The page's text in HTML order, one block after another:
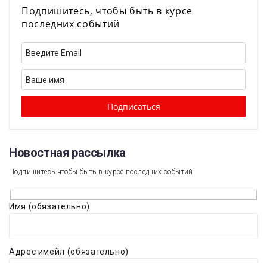
Подпишитесь, чтобы быть в курсе
последних событий
Новостная рассылка​
Подпишитесь чтобы быть в курсе последних событий
Имя (обязательно)
Адрес имейл (обязательно)